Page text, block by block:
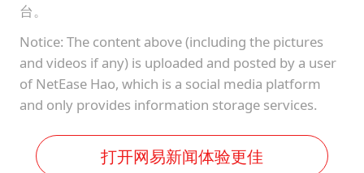
台。
Notice: The content above (including the pictures
and videos if any) is uploaded and posted by a user
of NetEase Hao, which is a social media platform
and only provides information storage services.
打开网易新闻体验更佳